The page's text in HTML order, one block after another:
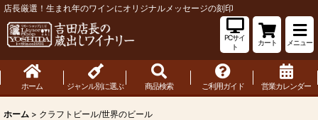
店長厳選！生まれ年のワインにオリジナルメッセージの刻印
PCサイ
ト
カート メニュー
ホーム ジャンル別に選ぶ 商品検索 ご利用ガイド 営業カレンダー
ホーム > クラフトビール/世界のビール